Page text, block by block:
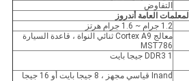
التفاوض
المعلمات العامة أندروز
1.2 جرام ~ 1.6 جرام هرتز
معالج Cortex A9 ثنائي النواة ، قاعدة السيارة
MST786
DDR3 1 جيجا بايت
Inand قياسي مجهز ، 8 جيجا بايت أو 16 جيجا